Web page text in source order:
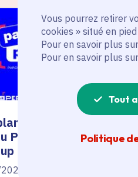
Vous pourrez retirer
cookies » situé en
Pour en savoir plus
Pour en savoir plus
Tout
Politique
B » : le nouveau
Perqo donne la voix
à impact